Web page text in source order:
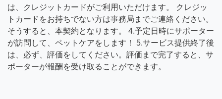
は、クレジットカードがご利用いただけます。 クレジッ
トカードをお持ちでない方は事務局までご連絡ください。
そうすると、本契約となります。 4.予定日時にサポーター
が訪問して、ペットケアをします！ 5.サービス提供終了後
は、必ず、評価をしてください。評価まで完了すると、サ
ポーターが報酬を受け取ることができます。